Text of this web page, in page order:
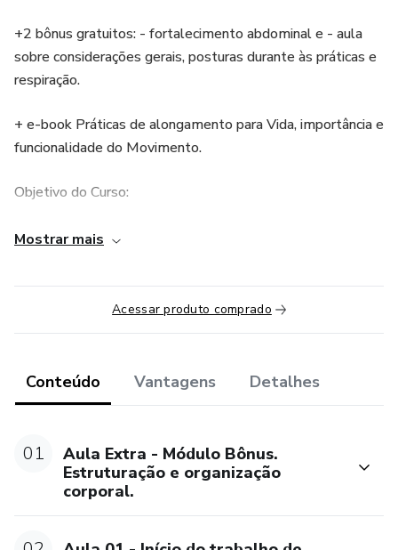
+2 bônus gratuitos: - fortalecimento abdominal e - aula
sobre considerações gerais, posturas durante às práticas e
respiração.
+ e-book Práticas de alongamento para Vida, importância e
funcionalidade do Movimento.
Objetivo do Curso:
Proporcionar ao aluno(a) através de aulas On Line , a
práticas corporais alinhadas ao alongamento muscular e
trabalho da mobilidade articular.
aluno(a) para praticar as aulas regularmente seguindo as
terá como benefício os grupos musculares mais relaxados
e alongados, haverá ganho progressivo de flexibilidade a
fim de maximizar as performances de quem dança.
Mostrar mais
Acessar produto comprado
Conteúdo Vantagens Detalhes
01
Aula Extra - Módulo Bônus.
Estruturação e organização
corporal.